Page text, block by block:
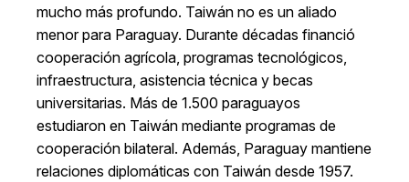
mucho más profundo. Taiwán no es un aliado
menor para Paraguay. Durante décadas financió
cooperación agrícola, programas tecnológicos,
infraestructura, asistencia técnica y becas
universitarias. Más de 1.500 paraguayos
estudiaron en Taiwán mediante programas de
cooperación bilateral. Además, Paraguay mantiene
relaciones diplomáticas con Taiwán desde 1957.